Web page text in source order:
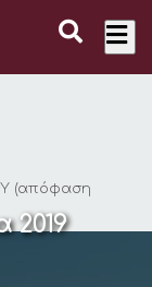
(απόφαση
2019